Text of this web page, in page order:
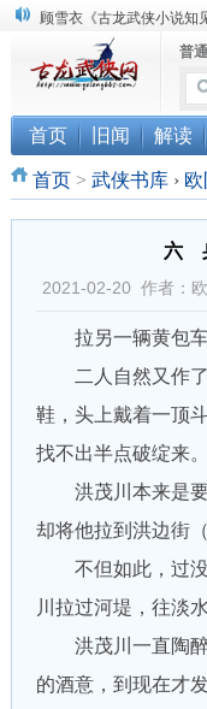
顾雪衣《古龙武侠小说知
“武侠书库”查缺补漏活动
《古龙小说原貌探究》修
普
首页 旧闻 解读
首页> 武侠书库 ›
六
2021-02-20 作者：
拉另一辆黄包车
二人自然又作了
鞋，头上戴着一顶
找不出半点破绽来。
洪茂川本来是要
却将他拉到洪边街
不但如此，过没
川拉过河堤，往淡
洪茂川一直陶醉
的酒意，到现在才